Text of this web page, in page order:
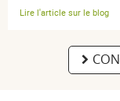
Lire l'article sur le blog